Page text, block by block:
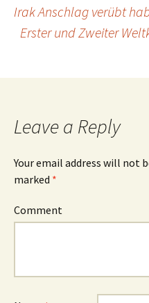
Post
Irak Anschlag verübt
Erster und Zweiter
Leave a Reply
Your email address will not
marked *
Comment